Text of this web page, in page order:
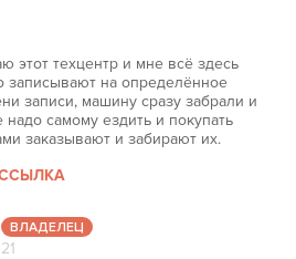
этот техцентр и мне всё здесь
записывают на определённое
записи, машину сразу забрали и
самому ездить и покупать
заказывают и забирают их.